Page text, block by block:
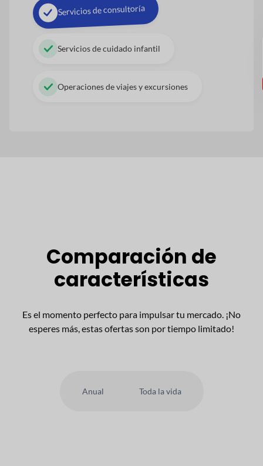
Servicios de consultoría
Servicios de cuidado infantil
Operaciones de viajes y excursiones
Comparación de
características
Es el momento perfecto para impulsar tu mercado. ¡No
esperes más, estas ofertas son por tiempo limitado!
Anual Toda la vida